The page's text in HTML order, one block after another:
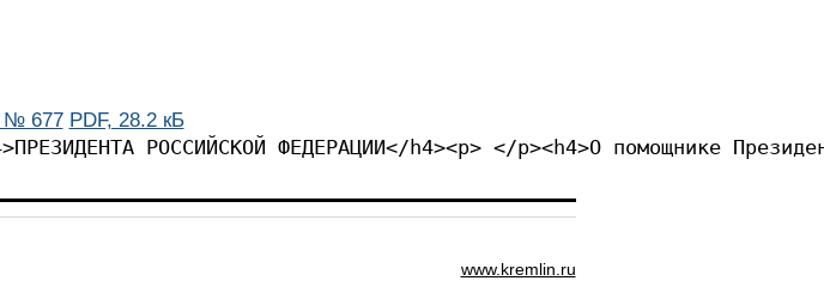
№ 677 PDF, 28.2 кБ
РОССИЙСКОЙ ФЕДЕРАЦИИ</h4><p> </p><h4>О помощнике
www.kremlin.ru